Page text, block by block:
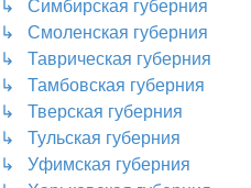
↳ Смоленская губерния
↳ Таврическая губерния
↳ Тамбовская губерния
↳ Тверская губерния
↳ Тульская губерния
↳ Уфимская губерния